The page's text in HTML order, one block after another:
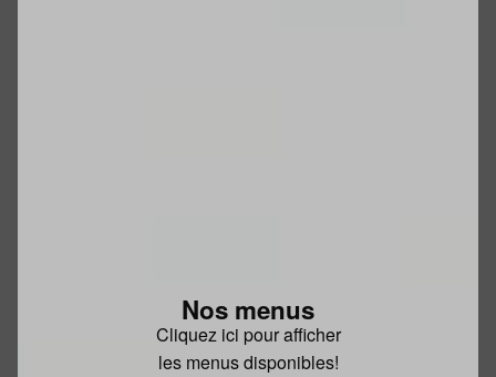
Nos menus
Cliquez ici pour afficher
les menus disponibles!